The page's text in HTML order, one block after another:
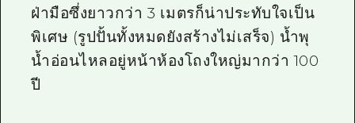
ข้อมูลการขนส่งระหว่างเกิดภัยพิบัติ
ฝ่ามือซึ่งยาวกว่า 3 เมตรก็น่าประทับใจเป็น
พิเศษ (รูปปั้นทั้งหมดยังสร้างไม่เสร็จ) น้ำพุ
น้ำอ่อนไหลอยู่หน้าห้องโถงใหญ่มากว่า 100
ปี